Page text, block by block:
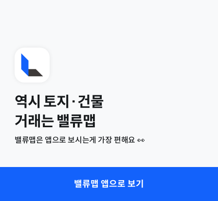
역시 토지·건물
거래는 밸류맵
밸류맵은 앱으로 보시는게 가장 편해요 👀
밸류맵 앱으로 보기